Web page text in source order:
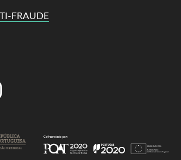
FRAUDE